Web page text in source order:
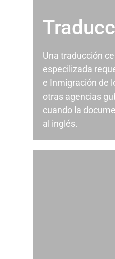
Una traducción
especilizada
e Inmigración de
otras agencias
cuando la
al inglés.